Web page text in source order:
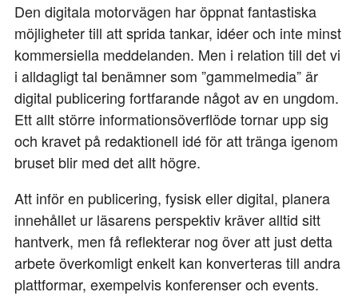
Den digitala motorvägen har öppnat fantastiska
möjligheter till att sprida tankar, idéer och inte minst
kommersiella meddelanden. Men i relation till det vi
i alldagligt tal benämner som ”gammelmedia” är
digital publicering fortfarande något av en ungdom.
Ett allt större informationsöverflöde tornar upp sig
och kravet på redaktionell idé för att tränga igenom
bruset blir med det allt högre.
Att inför en publicering, fysisk eller digital, planera
innehållet ur läsarens perspektiv kräver alltid sitt
hantverk, men få reflekterar nog över att just detta
arbete överkomligt enkelt kan konverteras till andra
plattformar, exempelvis konferenser och events.